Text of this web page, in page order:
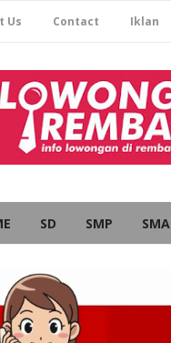
Us Contact Iklan
SD SMP SMA